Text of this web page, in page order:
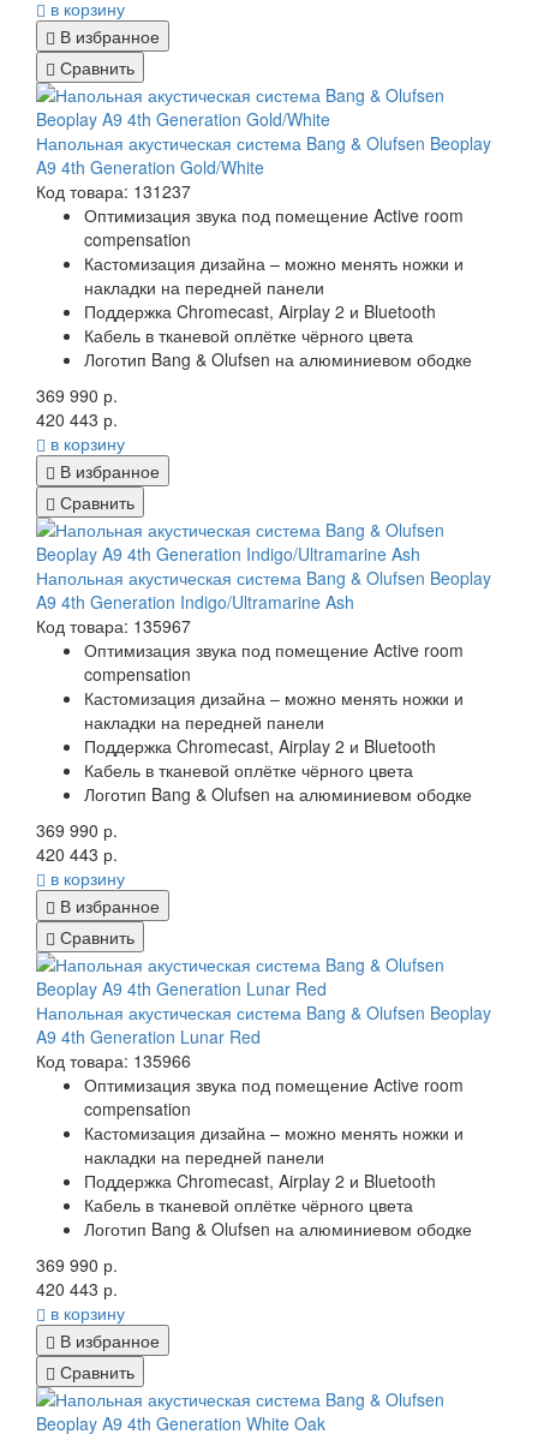
в корзину
В избранное
Сравнить
Напольная акустическая система Bang & Olufsen Beoplay
A9 4th Generation Gold/White
Код товара: 131237
Оптимизация звука под помещение Active room
compensation
Кастомизация дизайна – можно менять ножки и
накладки на передней панели
Поддержка Chromecast, Airplay 2 и Bluetooth
Кабель в тканевой оплётке чёрного цвета
Логотип Bang & Olufsen на алюминиевом ободке
369 990 р.
420 443 р.
в корзину
В избранное
Сравнить
Напольная акустическая система Bang & Olufsen Beoplay
A9 4th Generation Indigo/Ultramarine Ash
Код товара: 135967
Оптимизация звука под помещение Active room
compensation
Кастомизация дизайна – можно менять ножки и
накладки на передней панели
Поддержка Chromecast, Airplay 2 и Bluetooth
Кабель в тканевой оплётке чёрного цвета
Логотип Bang & Olufsen на алюминиевом ободке
369 990 р.
420 443 р.
в корзину
В избранное
Сравнить
Напольная акустическая система Bang & Olufsen Beoplay
A9 4th Generation Lunar Red
Код товара: 135966
Оптимизация звука под помещение Active room
compensation
Кастомизация дизайна – можно менять ножки и
накладки на передней панели
Поддержка Chromecast, Airplay 2 и Bluetooth
Кабель в тканевой оплётке чёрного цвета
Логотип Bang & Olufsen на алюминиевом ободке
369 990 р.
420 443 р.
в корзину
В избранное
Сравнить